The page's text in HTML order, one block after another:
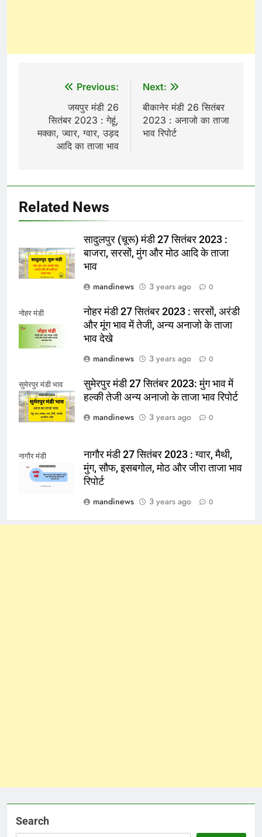
navigation
Previous:
जयपुर मंडी 26
सितंबर 2023 : गेहूं,
मक्का, ज्वार, ग्वार, उड़द
आदि का ताजा भाव
Next:
बीकानेर मंडी 26 सितंबर
2023 : अनाजो का ताजा
भाव रिपोर्ट
Related News
सादुलपुर (चूरू) मंडी 27 सितंबर 2023 :
बाजरा, सरसों, मुंग और मोठ आदि के ताजा
भाव
mandinews
3 years ago 0
नोहर मंडी
नोहर मंडी 27 सितंबर 2023 : सरसों, अरंडी
और मूंग भाव में तेजी, अन्य अनाजो के ताजा
भाव देखे
mandinews
3 years ago 0
सुमेरपुर मंडी भाव
सुमेरपुर मंडी 27 सितंबर 2023: मुंग भाव में
हल्की तेजी अन्य अनाजो के ताजा भाव रिपोर्ट
mandinews
3 years ago 0
नागौर मंडी
नागौर मंडी 27 सितंबर 2023 : ग्वार, मैथी,
मुंग, सौफ, इसबगोल, मोठ और जीरा ताजा भाव
रिपोर्ट
mandinews
3 years ago 0
Search